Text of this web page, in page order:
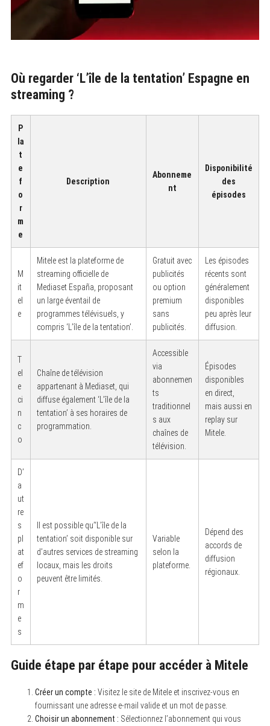
Où regarder ‘L’île de la tentation’ Espagne en
streaming ?
P
la
t
e
f
o
r
m
e
Description
Abonneme
nt
Disponibilité
des
épisodes
M
it
el
e
Mitele est la plateforme de
streaming officielle de
Mediaset España, proposant
un large éventail de
programmes télévisuels, y
compris ‘L’île de la tentation’.
Gratuit avec
publicités
ou option
premium
sans
publicités.
Les épisodes
récents sont
généralement
disponibles
peu après leur
diffusion.
T
el
e
ci
n
c
o
Chaîne de télévision
appartenant à Mediaset, qui
diffuse également ‘L’île de la
tentation’ à ses horaires de
programmation.
Accessible
via
abonnemen
ts
traditionnel
s aux
chaînes de
télévision.
Épisodes
disponibles
en direct,
mais aussi en
replay sur
Mitele.
D’
a
ut
re
s
pl
at
ef
o
r
m
e
s
Il est possible qu’‘L’île de la
tentation’ soit disponible sur
d’autres services de streaming
locaux, mais les droits
peuvent être limités.
Variable
selon la
plateforme.
Dépend des
accords de
diffusion
régionaux.
Guide étape par étape pour accéder à Mitele
Créer un compte : Visitez le site de Mitele et inscrivez-vous en
fournissant une adresse e-mail valide et un mot de passe.
Choisir un abonnement : Sélectionnez l’abonnement qui vous